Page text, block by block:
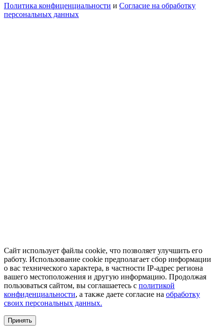
Политика конфиценциальности и Согласие на обработку
персональных данных
Сайт использует файлы cookie, что позволяет улучшить его
работу. Использование cookie предполагает сбор информации
о вас технического характера, в частности IP-адрес региона
вашего местоположения и другую информацию. Продолжая
пользоваться сайтом, вы соглашаетесь с политикой
конфиденциальности, а также даете согласие на обработку
своих персональных данных.
Принять